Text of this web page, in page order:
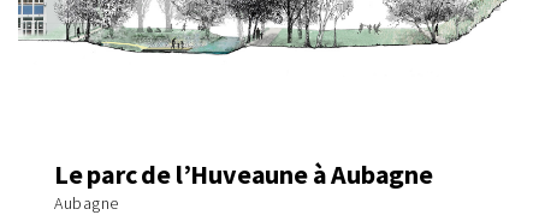
Le parc de l’Huveaune à Aubagne
Aubagne